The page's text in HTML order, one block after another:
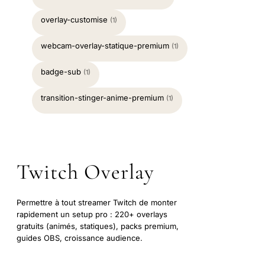
overlay-customise (1)
webcam-overlay-statique-premium (1)
badge-sub (1)
transition-stinger-anime-premium (1)
Twitch Overlay
Permettre à tout streamer Twitch de monter
rapidement un setup pro : 220+ overlays
gratuits (animés, statiques), packs premium,
guides OBS, croissance audience.